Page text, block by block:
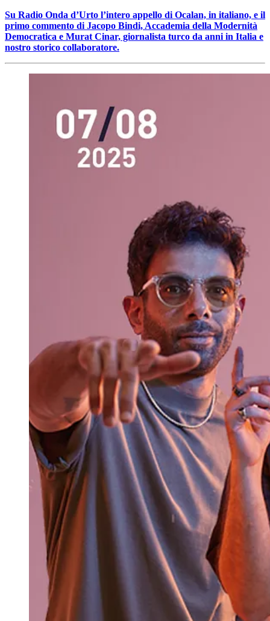
Su Radio Onda d’Urto l’intero appello di Ocalan, in italiano, e il
primo commento di Jacopo Bindi, Accademia della Modernità
Democratica e Murat Cinar, giornalista turco da anni in Italia e
nostro storico collaboratore.